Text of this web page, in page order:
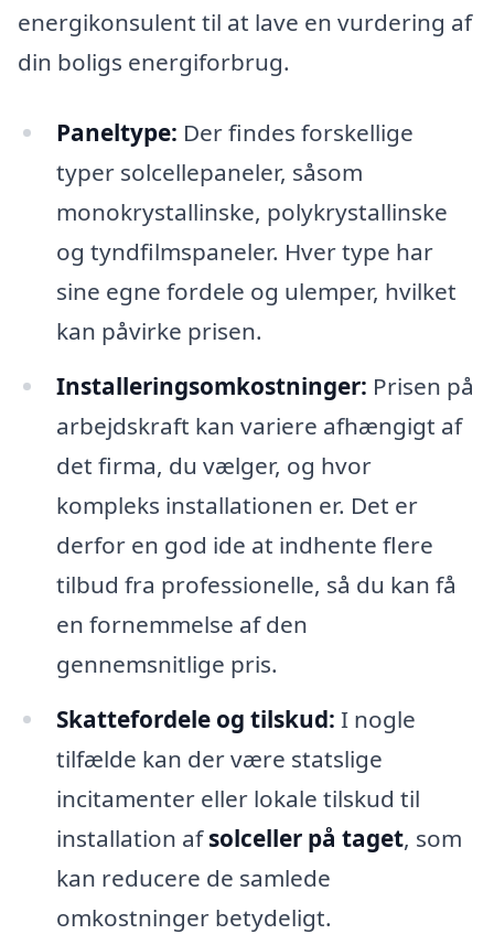
energikonsulent til at lave en vurdering af
din boligs energiforbrug.
Paneltype: Der findes forskellige
typer solcellepaneler, såsom
monokrystallinske, polykrystallinske
og tyndfilmspaneler. Hver type har
sine egne fordele og ulemper, hvilket
kan påvirke prisen.
Installeringsomkostninger: Prisen på
arbejdskraft kan variere afhængigt af
det firma, du vælger, og hvor
kompleks installationen er. Det er
derfor en god ide at indhente flere
tilbud fra professionelle, så du kan få
en fornemmelse af den
gennemsnitlige pris.
Skattefordele og tilskud: I nogle
tilfælde kan der være statslige
incitamenter eller lokale tilskud til
installation afsolceller på taget, som
kan reducere de samlede
omkostninger betydeligt.